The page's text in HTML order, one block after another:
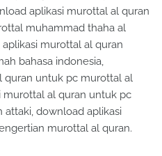
aplikasi murottal al quran
muhammad thaha al
murottal al quran
bahasa indonesia,
quran untuk pc murottal al
murottal al quran untuk pc
download aplikasi
murottal al quran.